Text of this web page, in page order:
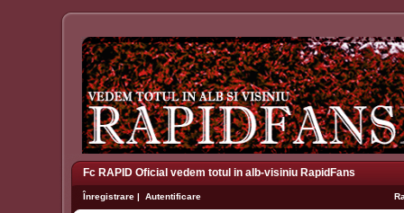
Fc RAPID Oficial vedem totul in alb-visiniu RapidFans
Înregistrare | Autentificare